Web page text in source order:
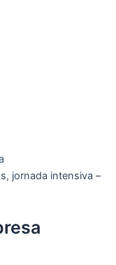
jornada intensiva –